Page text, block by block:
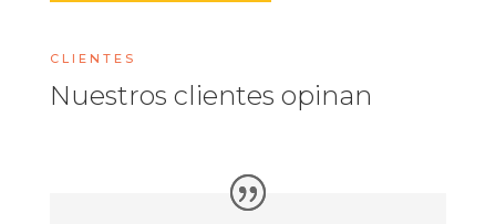
CLIENTES
Nuestros clientes opinan